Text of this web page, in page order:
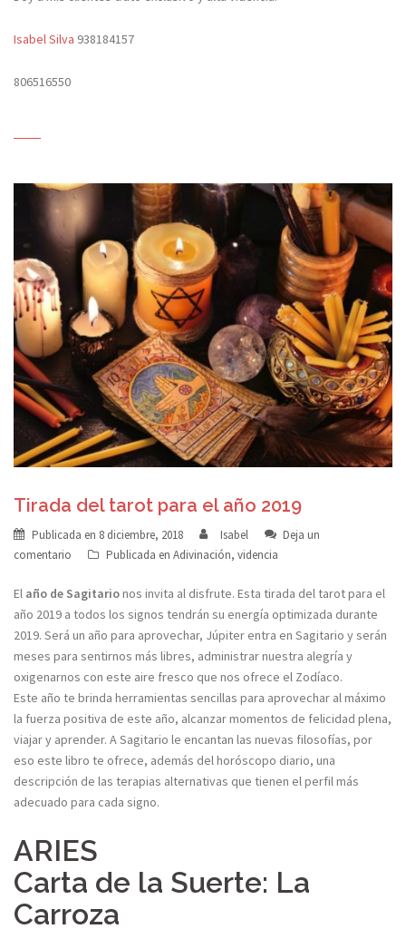
Isabel Silva 938184157
806516550
Tirada del tarot para el año 2019
Publicada en 8 diciembre, 2018 Isabel
Deja un
comentario
Publicada en Adivinación, videncia
El año de Sagitarionos invita al disfrute. Esta tirada del tarot para el
año 2019 a todos los signos tendrán su energía optimizada durante
2019. Será un año para aprovechar, Júpiter entra en Sagitario y serán
meses para sentirnos más libres, administrar nuestra alegría y
oxigenarnos con este aire fresco que nos ofrece el Zodíaco.
Este año te brinda herramientas sencillas para aprovechar al máximo
la fuerza positiva de este año, alcanzar momentos de felicidad plena,
viajar y aprender. A Sagitario le encantan las nuevas filosofías, por
eso este libro te ofrece, además del horóscopo diario, una
descripción de las terapias alternativas que tienen el perfil más
adecuado para cada signo.
ARIES
Carta de la Suerte: La
Carroza